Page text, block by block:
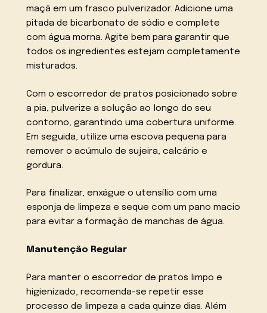
maçã em um frasco pulverizador. Adicione uma
pitada de bicarbonato de sódio e complete
com água morna. Agite bem para garantir que
todos os ingredientes estejam completamente
misturados.
Com o escorredor de pratos posicionado sobre
a pia, pulverize a solução ao longo do seu
contorno, garantindo uma cobertura uniforme.
Em seguida, utilize uma escova pequena para
remover o acúmulo de sujeira, calcário e
gordura.
Para finalizar, enxágue o utensílio com uma
esponja de limpeza e seque com um pano macio
para evitar a formação de manchas de água.
Manutenção Regular
Para manter o escorredor de pratos limpo e
higienizado, recomenda-se repetir esse
processo de limpeza a cada quinze dias. Além